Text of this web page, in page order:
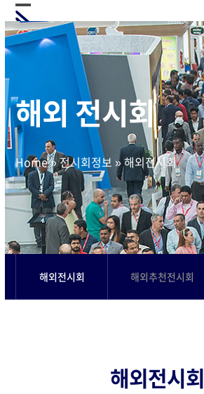
Skip
to
content
Open
mobile
Close
mobile
해외 전시회
Home»전시회정보 »해외전시회
해외전시회 해외추천전시회
해외전시회